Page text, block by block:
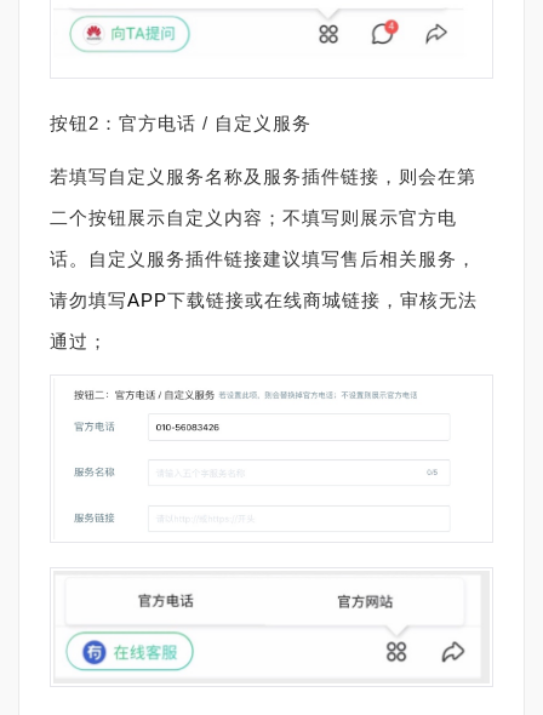
按钮2：官方电话 / 自定义服务
若填写自定义服务名称及服务插件链接，则会在第
二个按钮展示自定义内容；不填写则展示官方电
话。自定义服务插件链接建议填写售后相关服务，
请勿填写APP下载链接或在线商城链接，审核无法
通过；